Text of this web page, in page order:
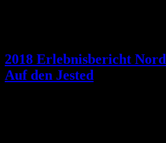
2018 Erlebnisbericht
Auf den Jested